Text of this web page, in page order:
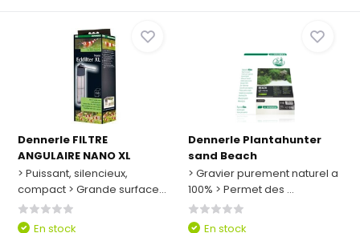
Dennerle FILTRE
ANGULAIRE NANO XL
> Puissant, silencieux,
compact > Grande surface...
En stock
Dennerle Plantahunter
sand Beach
> Gravier purement naturel a
100% > Permet des ...
En stock